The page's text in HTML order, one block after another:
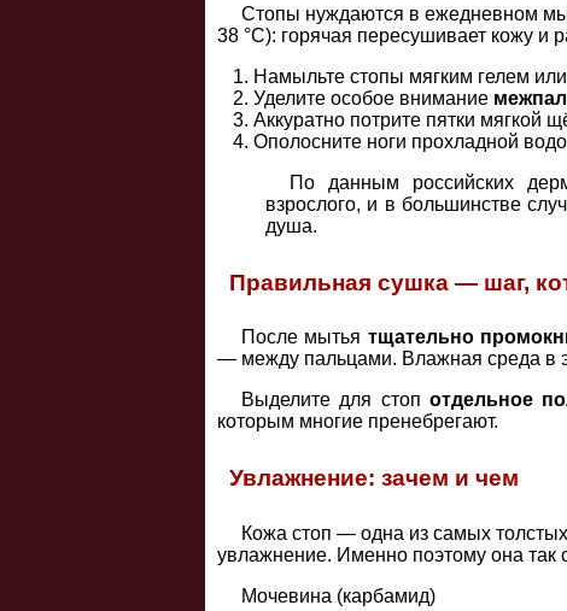
Стопы нуждаются в ежедневном
38 °C): горячая пересушивает кожу и
Намыльте стопы мягким гелем
Уделите особое внимание
Аккуратно потрите пятки мягкой
Ополосните ноги прохладной
По данным российских
взрослого, и в большинстве
душа.
Правильная сушка — шаг,
После мытья тщательно
— между пальцами. Влажная среда в
Выделите для стоп отдельное
которым многие пренебрегают.
Увлажнение: зачем и чем
Кожа стоп — одна из самых
увлажнение. Именно поэтому она так
Мочевина (карбамид)